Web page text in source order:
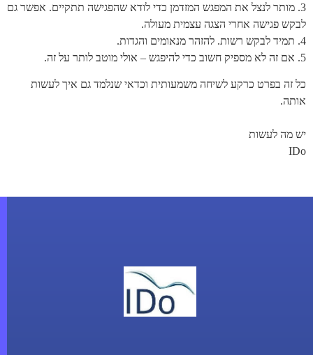
3. מותר לנצל את המפגש המזדמן כדי לודא שהפגישה תתקיים. אפשר גם
לבקש פגישה אחרי הצגה עצמית מעולה.
4. תמיד לבקש רשות. להזהר מנאומים והגדות.
5. אם זה לא מספיק חשוב כדי להיפגש – אולי מוטב לותר על זה.
כל זה בפרט כרקע לשיחה משמעותית וכדאי שנלמד גם איך לעשות
אותה.
יש מה לעשות
IDo